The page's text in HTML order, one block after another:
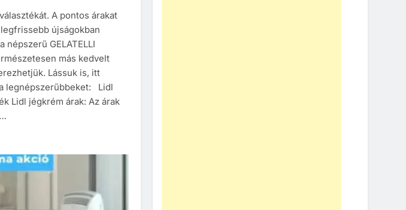
A pontos árakat
újságokban
népszerű GELATELLI
más kedvelt
Lássuk is, itt
legnépszerűbbeket: Lidl
Lidl jégkrém árak: Az árak